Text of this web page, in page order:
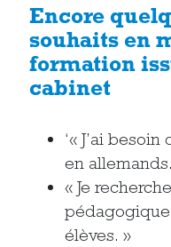
Encore
souhaits en
formation
cabinet
‘« J’ai
en
« Je
élèves. »